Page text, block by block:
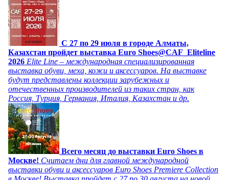
C 27 по 29 июля в городе Алматы,
Казахстан пройдет выставка Euro Shoes@CAF_Eliteline
2026 Elite Line – международная специализированная
выставка обуви, меха, кожи и аксессуаров. На выставке
будут представлены коллекции зарубежных и
отечественных производителей из таких стран, как
Россия, Турция, Германия, Италия, Казахстан и др.
Всего месяц до выставки Euro Shoes в
Москве! Считаем дни для главной международной
выставки обуви и аксессуаров Euro Shoes Premiere Collection